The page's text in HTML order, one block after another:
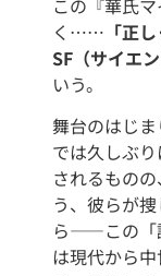
く…… 「正
SF（サイエ
いう。
舞台のはじ
では久しぶ
されるもの
う、彼らが
ら――この「
は現代から